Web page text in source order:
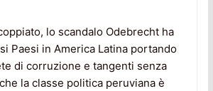
lo scandalo Odebrecht ha
Paesi in America Latina portando
di corruzione e tangenti senza
la classe politica peruviana è